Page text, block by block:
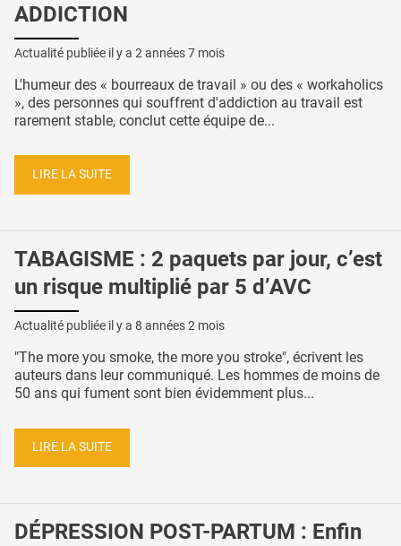
ADDICTION
Actualité publiée il y a 2 années 7 mois
L'humeur des « bourreaux de travail » ou des « workaholics
», des personnes qui souffrent d'addiction au travail est
rarement stable, conclut cette équipe de...
LIRE LA SUITE
TABAGISME : 2 paquets par jour, c’est
un risque multiplié par 5 d’AVC
Actualité publiée il y a 8 années 2 mois
"The more you smoke, the more you stroke", écrivent les
auteurs dans leur communiqué. Les hommes de moins de
50 ans qui fument sont bien évidemment plus...
LIRE LA SUITE
DÉPRESSION POST-PARTUM : Enfin